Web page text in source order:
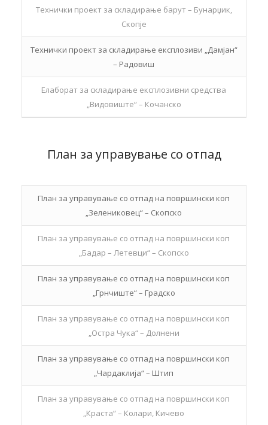
Технички проект за складирање барут – Бунарџик,
Скопје
Технички проект за складирање експлозиви „Дамјан“
– Радовиш
Елаборат за складирање експлозивни средства
„Видовиште“ – Кочанско
План за управување со отпад
План за управување со отпад на површински коп
„Зелениковец“ – Скопско
План за управување со отпад на површински коп
„Бадар – Летевци“ – Скопско
План за управување со отпад на површински коп
„Грнчиште“ – Градско
План за управување со отпад на површински коп
„Остра Чука“ – Долнени
План за управување со отпад на површински коп
„Чардаклија“ – Штип
План за управување со отпад на површински коп
„Краста“ – Колари, Кичево